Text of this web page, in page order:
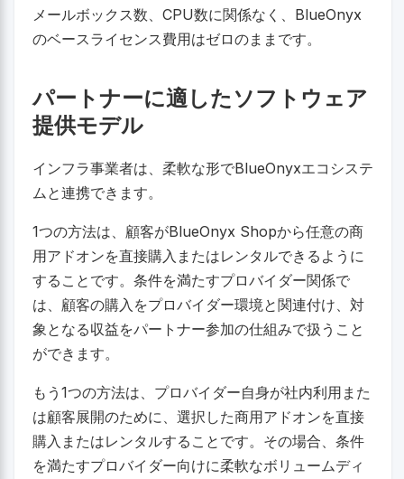
メールボックス数、CPU数に関係なく、BlueOnyx
のベースライセンス費用はゼロのままです。
パートナーに適したソフトウェア
提供モデル
インフラ事業者は、柔軟な形でBlueOnyxエコシステ
ムと連携できます。
1つの方法は、顧客がBlueOnyx Shopから任意の商
用アドオンを直接購入またはレンタルできるように
することです。条件を満たすプロバイダー関係で
は、顧客の購入をプロバイダー環境と関連付け、対
象となる収益をパートナー参加の仕組みで扱うこと
ができます。
もう1つの方法は、プロバイダー自身が社内利用また
は顧客展開のために、選択した商用アドオンを直接
購入またはレンタルすることです。その場合、条件
を満たすプロバイダー向けに柔軟なボリュームディ